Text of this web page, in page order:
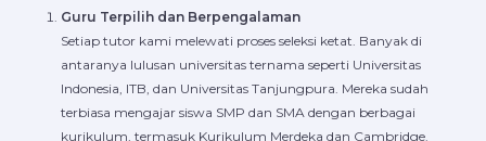
Guru Terpilih dan Berpengalaman
Setiap tutor kami melewati proses seleksi ketat. Banyak di
antaranya lulusan universitas ternama seperti Universitas
Indonesia, ITB, dan Universitas Tanjungpura. Mereka sudah
terbiasa mengajar siswa SMP dan SMA dengan berbagai
kurikulum, termasuk Kurikulum Merdeka dan Cambridge.